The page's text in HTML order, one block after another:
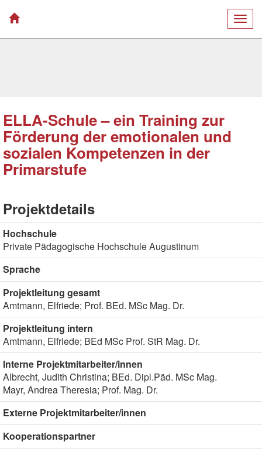
ELLA-Schule – ein Training zur
Förderung der emotionalen und
sozialen Kompetenzen in der
Primarstufe
Projektdetails
Hochschule
Private Pädagogische Hochschule Augustinum
Sprache
Projektleitung gesamt
Amtmann, Elfriede; Prof. BEd. MSc Mag. Dr.
Projektleitung intern
Amtmann, Elfriede; BEd MSc Prof. StR Mag. Dr.
Interne Projektmitarbeiter/innen
Albrecht, Judith Christina; BEd. Dipl.Päd. MSc Mag.
Mayr, Andrea Theresia; Prof. Mag. Dr.
Externe Projektmitarbeiter/innen
Kooperationspartner